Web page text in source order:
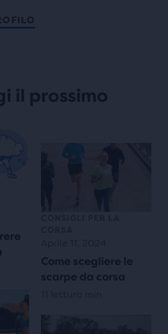
il prossimo
Come scegliere le
scarpe da corsa